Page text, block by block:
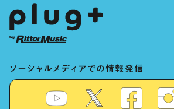
ソーシャルメディアでの情報発信